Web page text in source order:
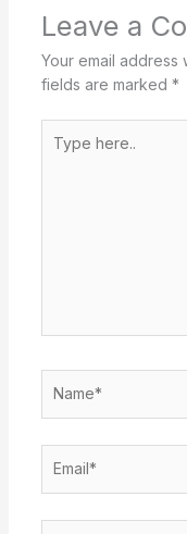
Leave a
Your email address
fields are marked *
here..